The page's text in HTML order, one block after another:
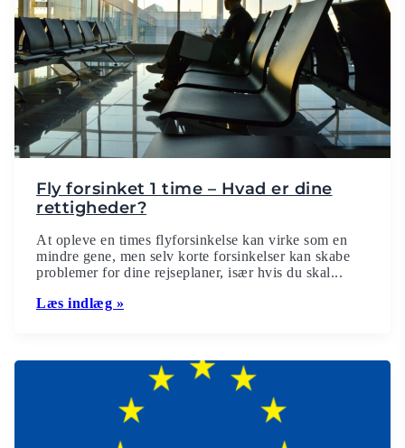
Fly forsinket 1 time – Hvad er dine
rettigheder?
At opleve en times flyforsinkelse kan virke som en
mindre gene, men selv korte forsinkelser kan skabe
problemer for dine rejseplaner, især hvis du skal...
Læs indlæg »